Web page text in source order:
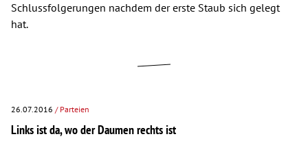
Schlussfolgerungen nachdem der erste Staub sich gelegt
hat.
26.07.2016 / Parteien
Links ist da, wo der Daumen rechts ist